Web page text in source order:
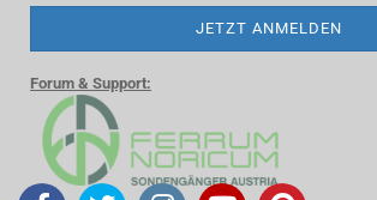
Forum & Support: